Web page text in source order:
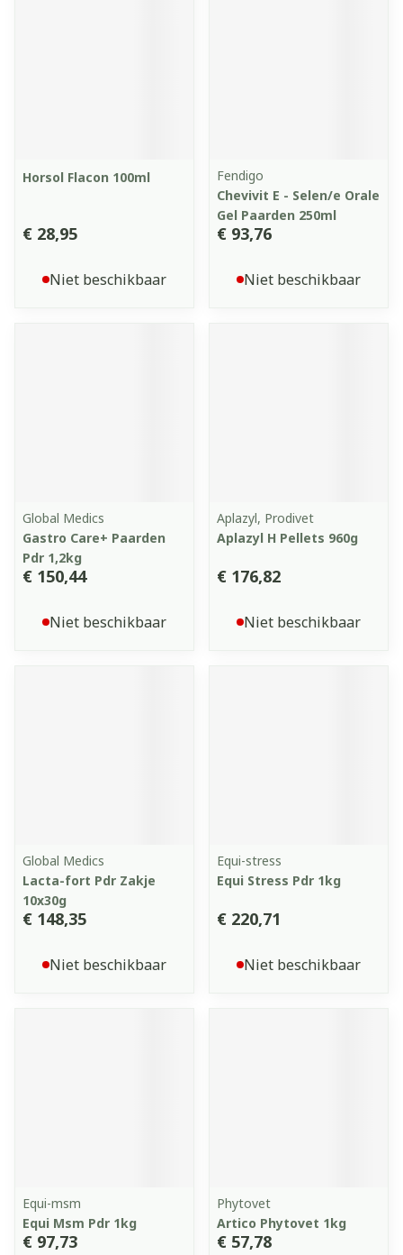
Horsol Flacon 100ml
€ 28,95
Niet beschikbaar
Fendigo
Chevivit E - Selen/e Orale
Gel Paarden 250ml
€ 93,76
Niet beschikbaar
Global Medics
Gastro Care+ Paarden
Pdr 1,2kg
€ 150,44
Niet beschikbaar
Aplazyl, Prodivet
Aplazyl H Pellets 960g
€ 176,82
Niet beschikbaar
Global Medics
Lacta-fort Pdr Zakje
10x30g
€ 148,35
Niet beschikbaar
Equi-stress
Equi Stress Pdr 1kg
€ 220,71
Niet beschikbaar
Equi-msm
Equi Msm Pdr 1kg
€ 97,73
Phytovet
Artico Phytovet 1kg
€ 57,78